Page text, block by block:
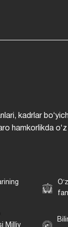
kadrlar
hamkorlikda oʻz
Milliy